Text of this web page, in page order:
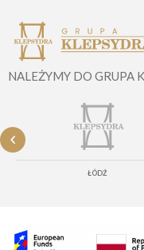
NALEŻYMY DO GRUPA
ŁÓDŹ